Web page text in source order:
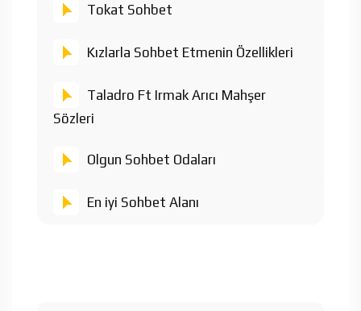
Tokat Sohbet
Kızlarla Sohbet Etmenin Özellikleri
Taladro Ft Irmak Arıcı Mahşer
Sözleri
Olgun Sohbet Odaları
En iyi Sohbet Alanı